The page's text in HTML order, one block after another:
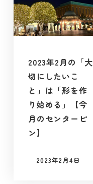
2023年2月の「大
切にしたいこ
と」は「形を作
り始める」【今
月のセンターピ
ン】
投稿日
2023年2月4日